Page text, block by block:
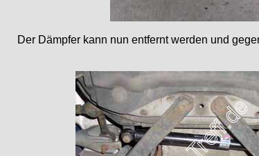
Der Dämpfer kann nun entfernt werden und